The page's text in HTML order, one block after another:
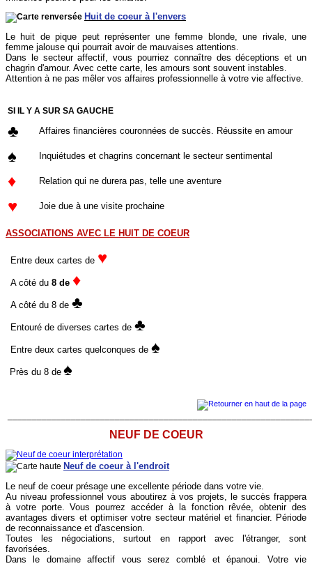
Huit de coeur à l'envers
Le huit de pique peut représenter une femme blonde, une rivale, une
femme jalouse qui pourrait avoir de mauvaises attentions.
Dans le secteur affectif, vous pourriez connaître des déceptions et un
chagrin d'amour. Avec cette carte, les amours sont souvent instables.
Attention à ne pas mêler vos affaires professionnelle à votre vie affective.
SI IL Y A SUR SA GAUCHE
♣ Affaires financières couronnées de succès. Réussite en amour
♠ Inquiétudes et chagrins concernant le secteur sentimental
♦ Relation qui ne durera pas, telle une aventure
♥ Joie due à une visite prochaine
ASSOCIATIONS AVEC LE HUIT DE COEUR
Entre deux cartes de ♥
A côté du 8 de ♦
A côté du 8 de ♣
Entouré de diverses cartes de ♣
Entre deux cartes quelconques de ♠
Près du 8 de ♠
NEUF DE COEUR
Neuf de coeur à l'endroit
Le neuf de coeur présage une excellente période dans votre vie.
Au niveau professionnel vous aboutirez à vos projets, le succès frappera
à votre porte. Vous pourrez accéder à la fonction rêvée, obtenir des
avantages divers et optimiser votre secteur matériel et financier. Période
de reconnaissance et d'ascension.
Toutes les négociations, surtout en rapport avec l'étranger, sont
favorisées.
Dans le domaine affectif vous serez comblé et épanoui. Votre vie